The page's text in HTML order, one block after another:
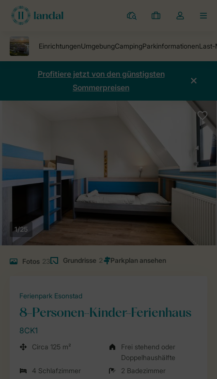
Ferienparks
Meine
Dropdown-
öffnen
Profitiere jetzt von den günstigsten
Sommerpreisen
1/25
Fotos 23 Grundrisse 2
Ferienpark Esonstad
8-Personen-Kinder-Ferienhaus
8CK1
Circa 125 m²
Frei stehend oder
Doppelhaushälfte
4 Schlafzimmer
2 Badezimmer